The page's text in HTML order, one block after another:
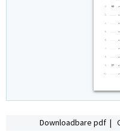
Downloadbare pdf |